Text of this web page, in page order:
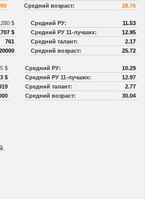
Средний возраст:
28.76
$
$
761
Средний РУ:
11.53
Средний РУ 11-лучших:
12.95
Средний талант:
2.17
Средний возраст:
25.72
$
$
Средний РУ:
10.29
Средний РУ 11-лучших:
12.97
Средний талант:
2.77
Средний возраст:
30.04